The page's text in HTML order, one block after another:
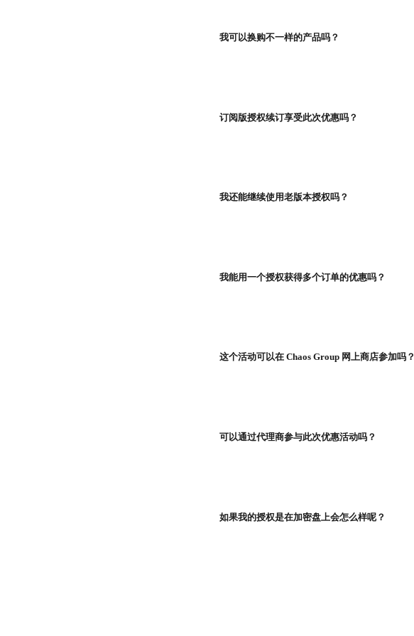
我可以换购不一样的产品吗？
订阅版授权续订享受此次优惠吗？
我还能继续使用老版本授权吗？
我能用一个授权获得多个订单的优惠吗？
这个活动可以在 Chaos Group 网上商店参加吗？
可以通过代理商参与此次优惠活动吗？
如果我的授权是在加密盘上会怎么样呢？